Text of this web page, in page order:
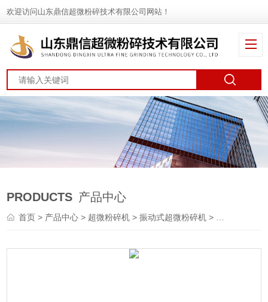
欢迎访问山东鼎信超微粉碎技术有限公司网站！
PRODUCTS 产品中心
首页> 产品中心 > 超微粉碎机 >振动式超微粉碎机 > DXFT-6振动式超微粉碎机